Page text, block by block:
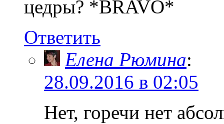
цедры?
Ответить
Елена Рюмина:
28.09.2016 в 02:05
Нет, горечи нет